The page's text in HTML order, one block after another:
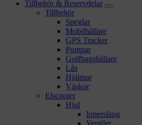
Tillbehör & Reservdelar
Tillbehör
Speglar
Mobilhållare
GPS Tracker
Pumpar
Golfbagshållare
Lås
Hjälmar
Väskor
Elscooter
Hjul
Innerslang
Ventiler